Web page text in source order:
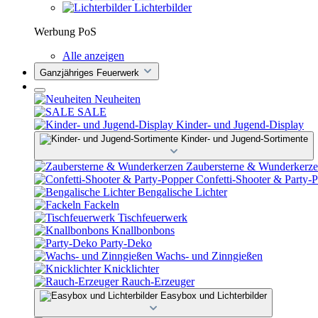
Lichterbilder
Werbung PoS
Alle anzeigen
Ganzjähriges Feuerwerk
Neuheiten
SALE
Kinder- und Jugend-Display
Kinder- und Jugend-Sortimente
Zaubersterne &
Confetti-Shooter & Party-
Bengalische Lichter
Fackeln
Tischfeuerwerk
Knallbonbons
Party-Deko
Wachs- und Zinngießen
Knicklichter
Rauch-Erzeuger
Easybox und Lichterbilder